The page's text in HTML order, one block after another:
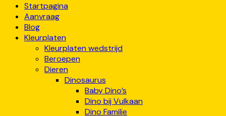
Startpagina
Aanvraag
Blog
Kleurplaten
Kleurplaten wedstrijd
Beroepen
Dieren
Dinosaurus
Baby Dino’s
Dino bij Vulkaan
Dino Familie